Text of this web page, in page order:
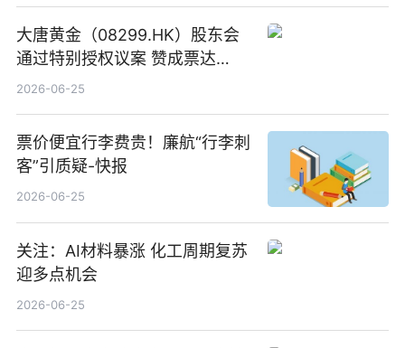
大唐黄金（08299.HK）股东会
通过特别授权议案 赞成票达
100%_新动态
2026-06-25
票价便宜行李费贵！廉航“行李刺
客”引质疑-快报
2026-06-25
关注：AI材料暴涨 化工周期复苏
迎多点机会
2026-06-25